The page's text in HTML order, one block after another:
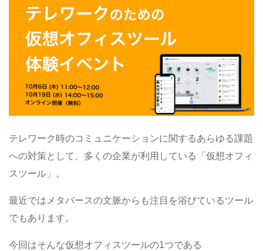
テレワーク時のコミュニケーションに関するあらゆる課題
への対策として、多くの企業が利用している「仮想オフィ
スツール」。
最近ではメタバースの文脈からも注目を浴びているツール
でもあります。
今回はそんな仮想オフィスツールの1つである